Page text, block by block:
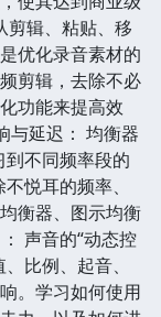
剪辑、粘贴、移
优化录音素材的
剪辑，去除不必
功能来提高效
与延迟： 均衡器
到不同频率段的
悦耳的频率、
衡器、图示均衡
声音的“动态控
比例、起音、
。学习如何使用